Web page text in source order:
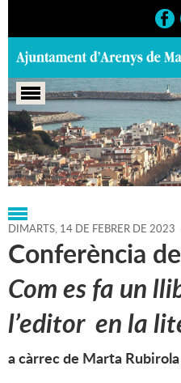
Portada > Regidories >
DIMARTS, 14 DE FEBRER DE 2023
Conferència
Com es fa un
l’editor en la
a càrrec de Marta